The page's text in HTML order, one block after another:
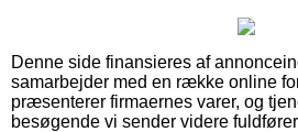
Denne side finansieres af
samarbejder med en række online
præsenterer firmaernes varer, og
besøgende vi sender videre